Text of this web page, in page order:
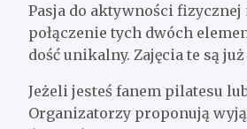
Pasja do aktywności fizycznej
połączenie tych dwóch
dość unikalny. Zajęcia te są
Jeżeli jesteś fanem pilatesu
Organizatorzy proponują